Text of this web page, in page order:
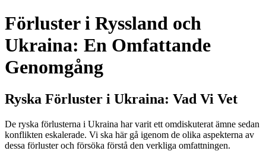
Förluster i Ryssland och
Ukraina: En Omfattande
Genomgång
Ryska Förluster i Ukraina: Vad Vi Vet
De ryska förlusterna i Ukraina har varit ett omdiskuterat ämne sedan
konflikten eskalerade. Vi ska här gå igenom de olika aspekterna av
dessa förluster och försöka förstå den verkliga omfattningen.